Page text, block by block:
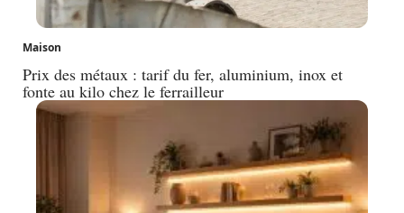
Maison
Prix des métaux : tarif du fer, aluminium, inox et
fonte au kilo chez le ferrailleur